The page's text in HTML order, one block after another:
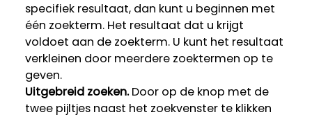
specifiek resultaat, dan kunt u beginnen met
één zoekterm. Het resultaat dat u krijgt
voldoet aan de zoekterm. U kunt het resultaat
verkleinen door meerdere zoektermen op te
geven.
Uitgebreid zoeken.Door op de knop met de
twee pijltjes naast het zoekvenster te klikken